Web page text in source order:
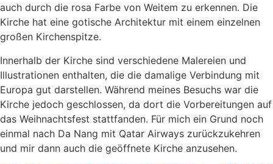
auch durch die rosa Farbe von Weitem zu erkennen. Die
Kirche hat eine gotische Architektur mit einem einzelnen
großen Kirchenspitze.
Innerhalb der Kirche sind verschiedene Malereien und
Illustrationen enthalten, die die damalige Verbindung mit
Europa gut darstellen. Während meines Besuchs war die
Kirche jedoch geschlossen, da dort die Vorbereitungen auf
das Weihnachtsfest stattfanden. Für mich ein Grund noch
einmal nach Da Nang mit Qatar Airways zurückzukehren
und mir dann auch die geöffnete Kirche anzusehen.